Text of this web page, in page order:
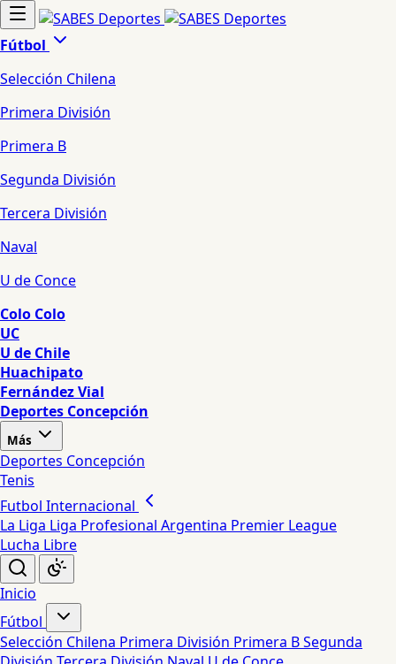
Fútbol
Selección Chilena
Primera División
Primera B
Segunda División
Tercera División
Naval
U de Conce
Colo Colo
UC
U de Chile
Huachipato
Fernández Vial
Deportes Concepción
Más
Deportes Concepción
Tenis
Futbol Internacional
La Liga Liga Profesional Argentina Premier League
Lucha Libre
Inicio
Fútbol
Selección Chilena Primera División Primera BSegunda